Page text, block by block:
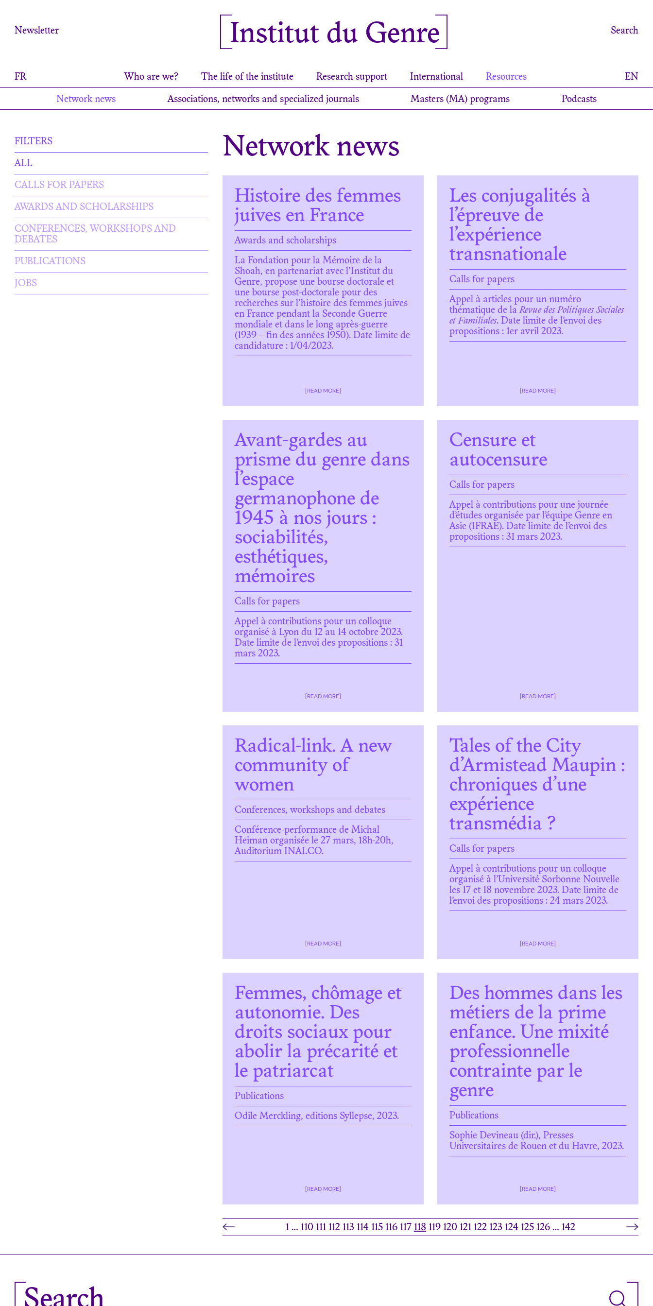
Newsletter Institut du Genre Search
FR Who are we? The life of the institute Research support International Resources EN
Network news Associations, networks and specialized journals Masters (MA) programs Podcasts
FILTERS
ALL
CALLS FOR PAPERS
AWARDS AND SCHOLARSHIPS
CONFERENCES, WORKSHOPS AND
DEBATES
PUBLICATIONS
JOBS
Network news
Histoire des femmes
juives en France
Awards and scholarships
La Fondation pour la Mémoire de la
Shoah, en partenariat avec l’Institut du
Genre, propose une bourse doctorale et
une bourse post-doctorale pour des
recherches sur l’histoire des femmes juives
en France pendant la Seconde Guerre
mondiale et dans le long après-guerre
(1939 – fin des années 1950). Date limite de
candidature : 1/04/2023.
[READ MORE]
Les conjugalités à
l’épreuve de
l’expérience
transnationale
Calls for papers
Appel à articles pour un numéro
thématique de laRevue des Politiques Sociales
et Familiales. Date limite de l’envoi des
propositions : 1er avril 2023.
[READ MORE]
Avant-gardes au
prisme du genre dans
l’espace
germanophone de
1945 à nos jours :
sociabilités,
esthétiques,
mémoires
Calls for papers
Appel à contributions pour un colloque
organisé à Lyon du 12 au 14 octobre 2023.
Date limite de l’envoi des propositions : 31
mars 2023.
[READ MORE]
Censure et
autocensure
Calls for papers
Appel à contributions pour une journée
d’études organisée par l’équipe Genre en
Asie (IFRAE). Date limite de l’envoi des
propositions : 31 mars 2023.
[READ MORE]
Radical-link. A new
community of
women
Conferences, workshops and debates
Conférence-performance de Michal
Heiman organisée le 27 mars, 18h-20h,
Auditorium INALCO.
[READ MORE]
Tales of the City
d’Armistead Maupin :
chroniques d’une
expérience
transmédia ?
Calls for papers
Appel à contributions pour un colloque
organisé à l’Université Sorbonne Nouvelle
les 17 et 18 novembre 2023. Date limite de
l’envoi des propositions : 24 mars 2023.
[READ MORE]
Femmes, chômage et
autonomie. Des
droits sociaux pour
abolir la précarité et
le patriarcat
Publications
Odile Merckling, editions Syllepse, 2023.
[READ MORE]
Des hommes dans les
métiers de la prime
enfance. Une mixité
professionnelle
contrainte par le
genre
Publications
Sophie Devineau (dir.), Presses
Universitaires de Rouen et du Havre, 2023.
[READ MORE]
1 … 110 111 112 113 114 115 116 117 118 119 120 121 122 123 124 125 126 … 142